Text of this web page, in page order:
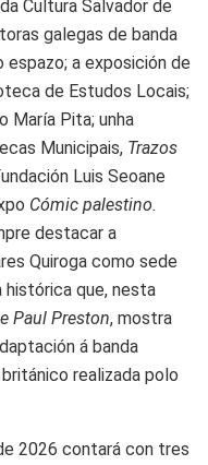
Cultura Salvador de
galegas de banda
a exposición de
de Estudos Locais;
María Pita; unha
Municipais, Trazos
Luis Seoane
Cómic palestino.
destacar a
Quiroga como sede
histórica que, nesta
Paul Preston, mostra
á banda
realizada polo
2026 contará con tres